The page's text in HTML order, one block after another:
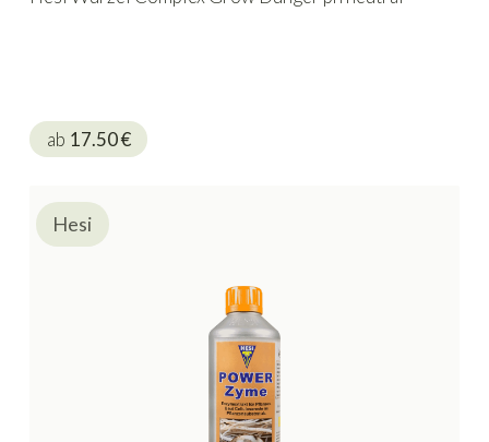
ab 17.50€
Hesi